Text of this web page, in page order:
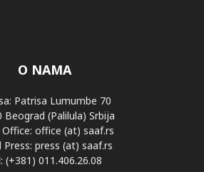
O NAMA
Patrisa Lumumbe 70
Beograd (Palilula) Srbija
Office: office (at) saaf.rs
Press: press (at) saaf.rs
(+381) 011.406.26.08